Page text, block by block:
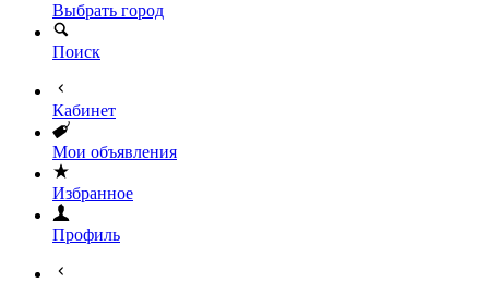
Выбрать город
Поиск
Кабинет
Мои объявления
Избранное
Профиль